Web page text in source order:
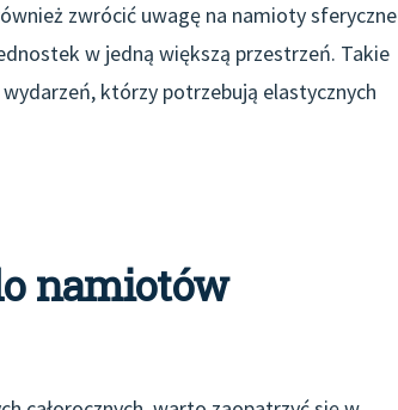
zwrócić uwagę na namioty sferyczne
w jedną większą przestrzeń. Takie
którzy potrzebują elastycznych
namiotów